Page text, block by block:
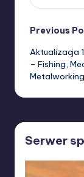
Post
Previous
Aktualizacja
– Fishing,
Serwer